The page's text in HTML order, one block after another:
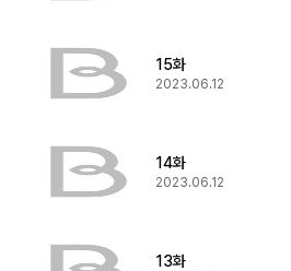
15화
2023.06.12
14화
2023.06.12
13화